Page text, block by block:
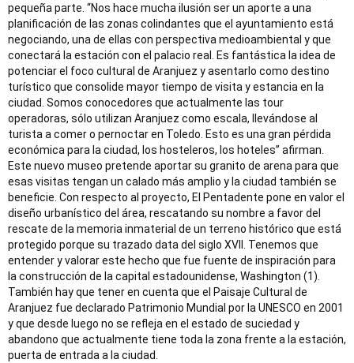
pequeña parte. “Nos hace mucha ilusión ser un aporte a una
planificación de las zonas colindantes que el ayuntamiento está
negociando, una de ellas con perspectiva medioambiental y que
conectará la estación con el palacio real. Es fantástica la idea de
potenciar el foco cultural de Aranjuez y asentarlo como destino
turístico que consolide mayor tiempo de visita y estancia en la
ciudad. Somos conocedores que actualmente las tour
operadoras, sólo utilizan Aranjuez como escala, llevándose al
turista a comer o pernoctar en Toledo. Esto es una gran pérdida
económica para la ciudad, los hosteleros, los hoteles” afirman.
Este nuevo museo pretende aportar su granito de arena para que
esas visitas tengan un calado más amplio y la ciudad también se
beneficie. Con respecto al proyecto, El Pentadente pone en valor el
diseño urbanístico del área, rescatando su nombre a favor del
rescate de la memoria inmaterial de un terreno histórico que está
protegido porque su trazado data del siglo XVII. Tenemos que
entender y valorar este hecho que fue fuente de inspiración para
la construcción de la capital estadounidense, Washington (1).
También hay que tener en cuenta que el Paisaje Cultural de
Aranjuez fue declarado Patrimonio Mundial por la UNESCO en 2001
y que desde luego no se refleja en el estado de suciedad y
abandono que actualmente tiene toda la zona frente a la estación,
puerta de entrada a la ciudad.